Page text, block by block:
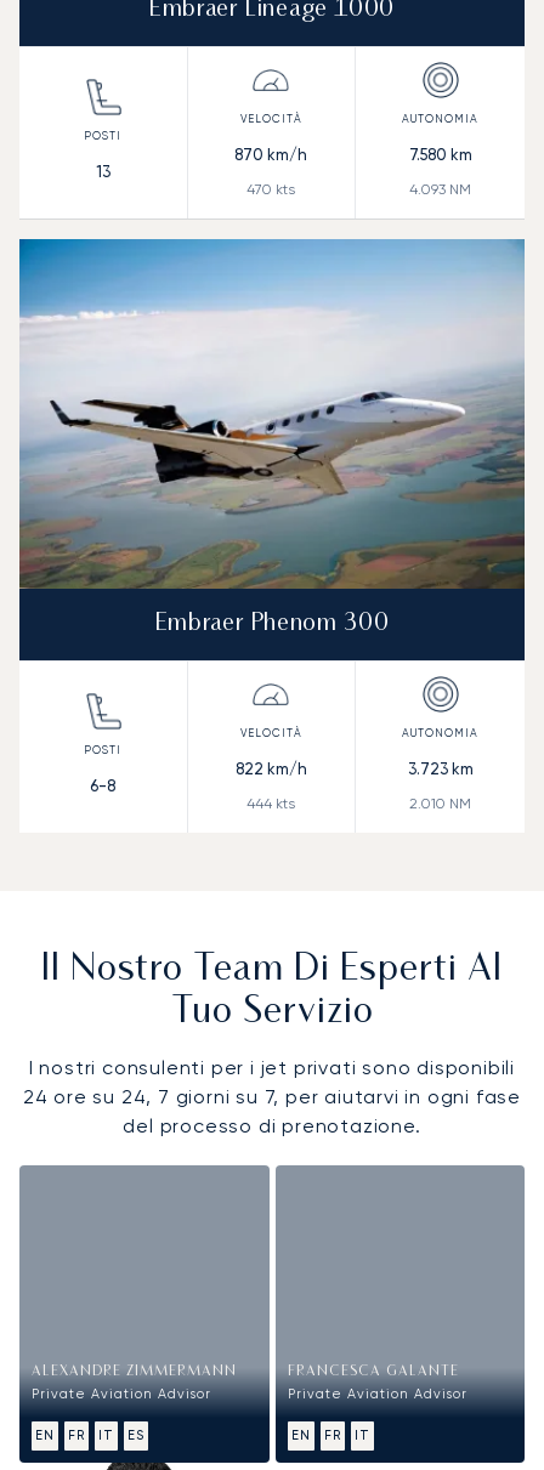
Embraer Lineage 1000
13
870 km/h
470 kts
7.580 km
4.093 NM
Embraer Phenom 300
6-8
822 km/h
444 kts
3.723km
2.010 NM
Il Nostro Team Di Esperti Al
Tuo Servizio
I nostri consulenti per i jet privati sono disponibili
24 ore su 24, 7 giorni su 7, per aiutarvi in ogni fase
del processo di prenotazione.
ALEXANDRE ZIMMERMANN
Private Aviation Advisor
EN FR IT ES
FRANCESCA GALANTE
Private Aviation Advisor
EN FR IT